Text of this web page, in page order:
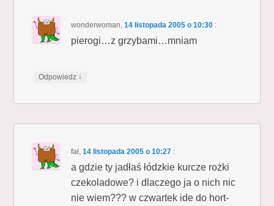
wonderwoman,14 listopada 2005 o 10:30 :
pierogi…z grzybami…mniam
Odpowiedz ↓
fał,14 listopada 2005 o 10:27 :
a gdzie ty jadłaś łódzkie kurcze rożki
czekoladowe? i dlaczego ja o nich nic
nie wiem??? w czwartek ide do hort-